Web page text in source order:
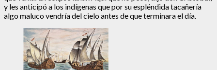
y les anticipó a los indígenas que por su espléndida tacañería
algo maluco vendría del cielo antes de que terminara el día.